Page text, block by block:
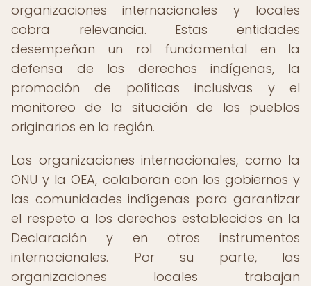
organizaciones internacionales y locales
cobra relevancia. Estas entidades
desempeñan un rol fundamental en la
defensa de los derechos indígenas, la
promoción de políticas inclusivas y el
monitoreo de la situación de los pueblos
originarios en la región.
Las organizaciones internacionales, como la
ONU y la OEA, colaboran con los gobiernos y
las comunidades indígenas para garantizar
el respeto a los derechos establecidos en la
Declaración y en otros instrumentos
internacionales. Por su parte, las
organizaciones locales trabajan